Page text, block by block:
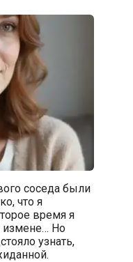
соседа были
что я
время я
измене… Но
узнать,